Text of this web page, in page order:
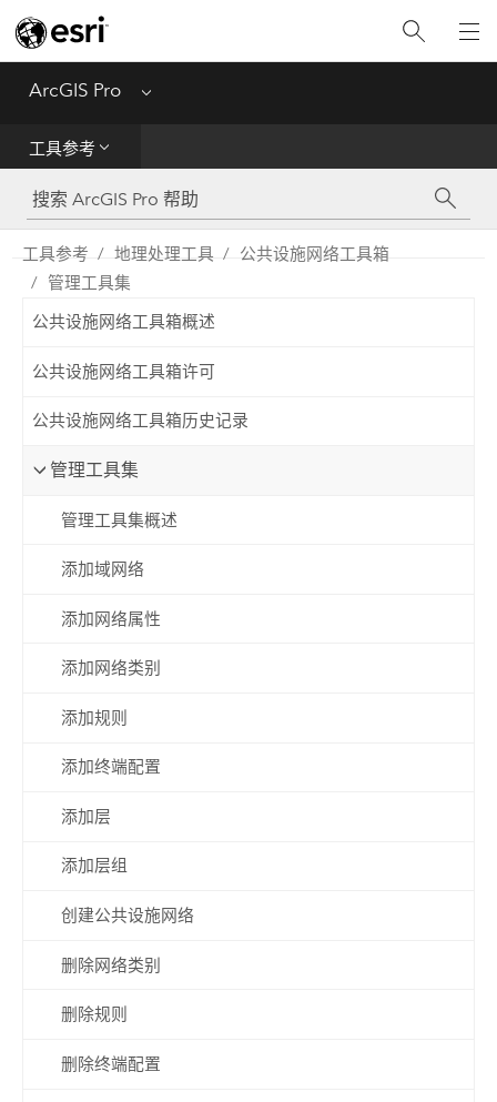
ArcGIS Pro Menu
工具参考
工具参考
Python
SDK
工具参考 地理处理工具
公共设施网络工具箱
管理工具集
公共设施网络工具箱概述
公共设施网络工具箱许可
公共设施网络工具箱历史记录
管理工具集
管理工具集概述
添加域网络
添加网络属性
添加网络类别
添加规则
添加终端配置
添加层
添加层组
创建公共设施网络
删除网络类别
删除规则
删除终端配置